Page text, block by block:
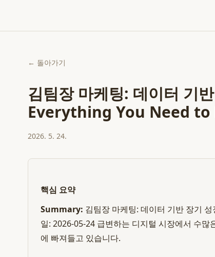
← 돌아가기
김팀장 마케팅: 데이터 기
Everything You Need to
2026. 5. 24.
핵심 요약
Summary: 김팀장 마케팅: 데이터 기반 장기
일: 2026-05-24 급변하는 디지털 시장에서 수
에 빠져들고 있습니다.